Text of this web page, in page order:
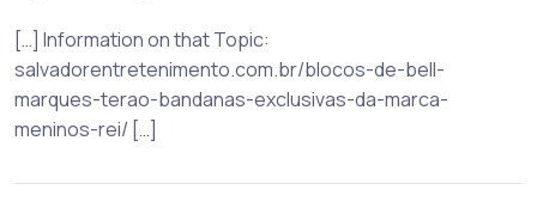
[…] Information on that Topic:
salvadorentretenimento.com.br/blocos-de-bell-
marques-terao-bandanas-exclusivas-da-marca-
meninos-rei/ […]